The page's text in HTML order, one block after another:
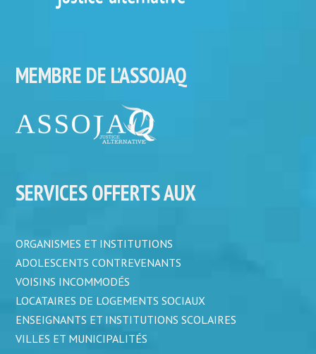
MEMBRE DE L’ASSOJAQ
SERVICES OFFERTS AUX
ORGANISMES ET INSTITUTIONS
ADOLESCENTS CONTREVENANTS
VOISINS INCOMMODÉS
LOCATAIRES DE LOGEMENTS SOCIAUX
ENSEIGNANTS ET INSTITUTIONS SCOLAIRES
VILLES ET MUNICIPALITÉS